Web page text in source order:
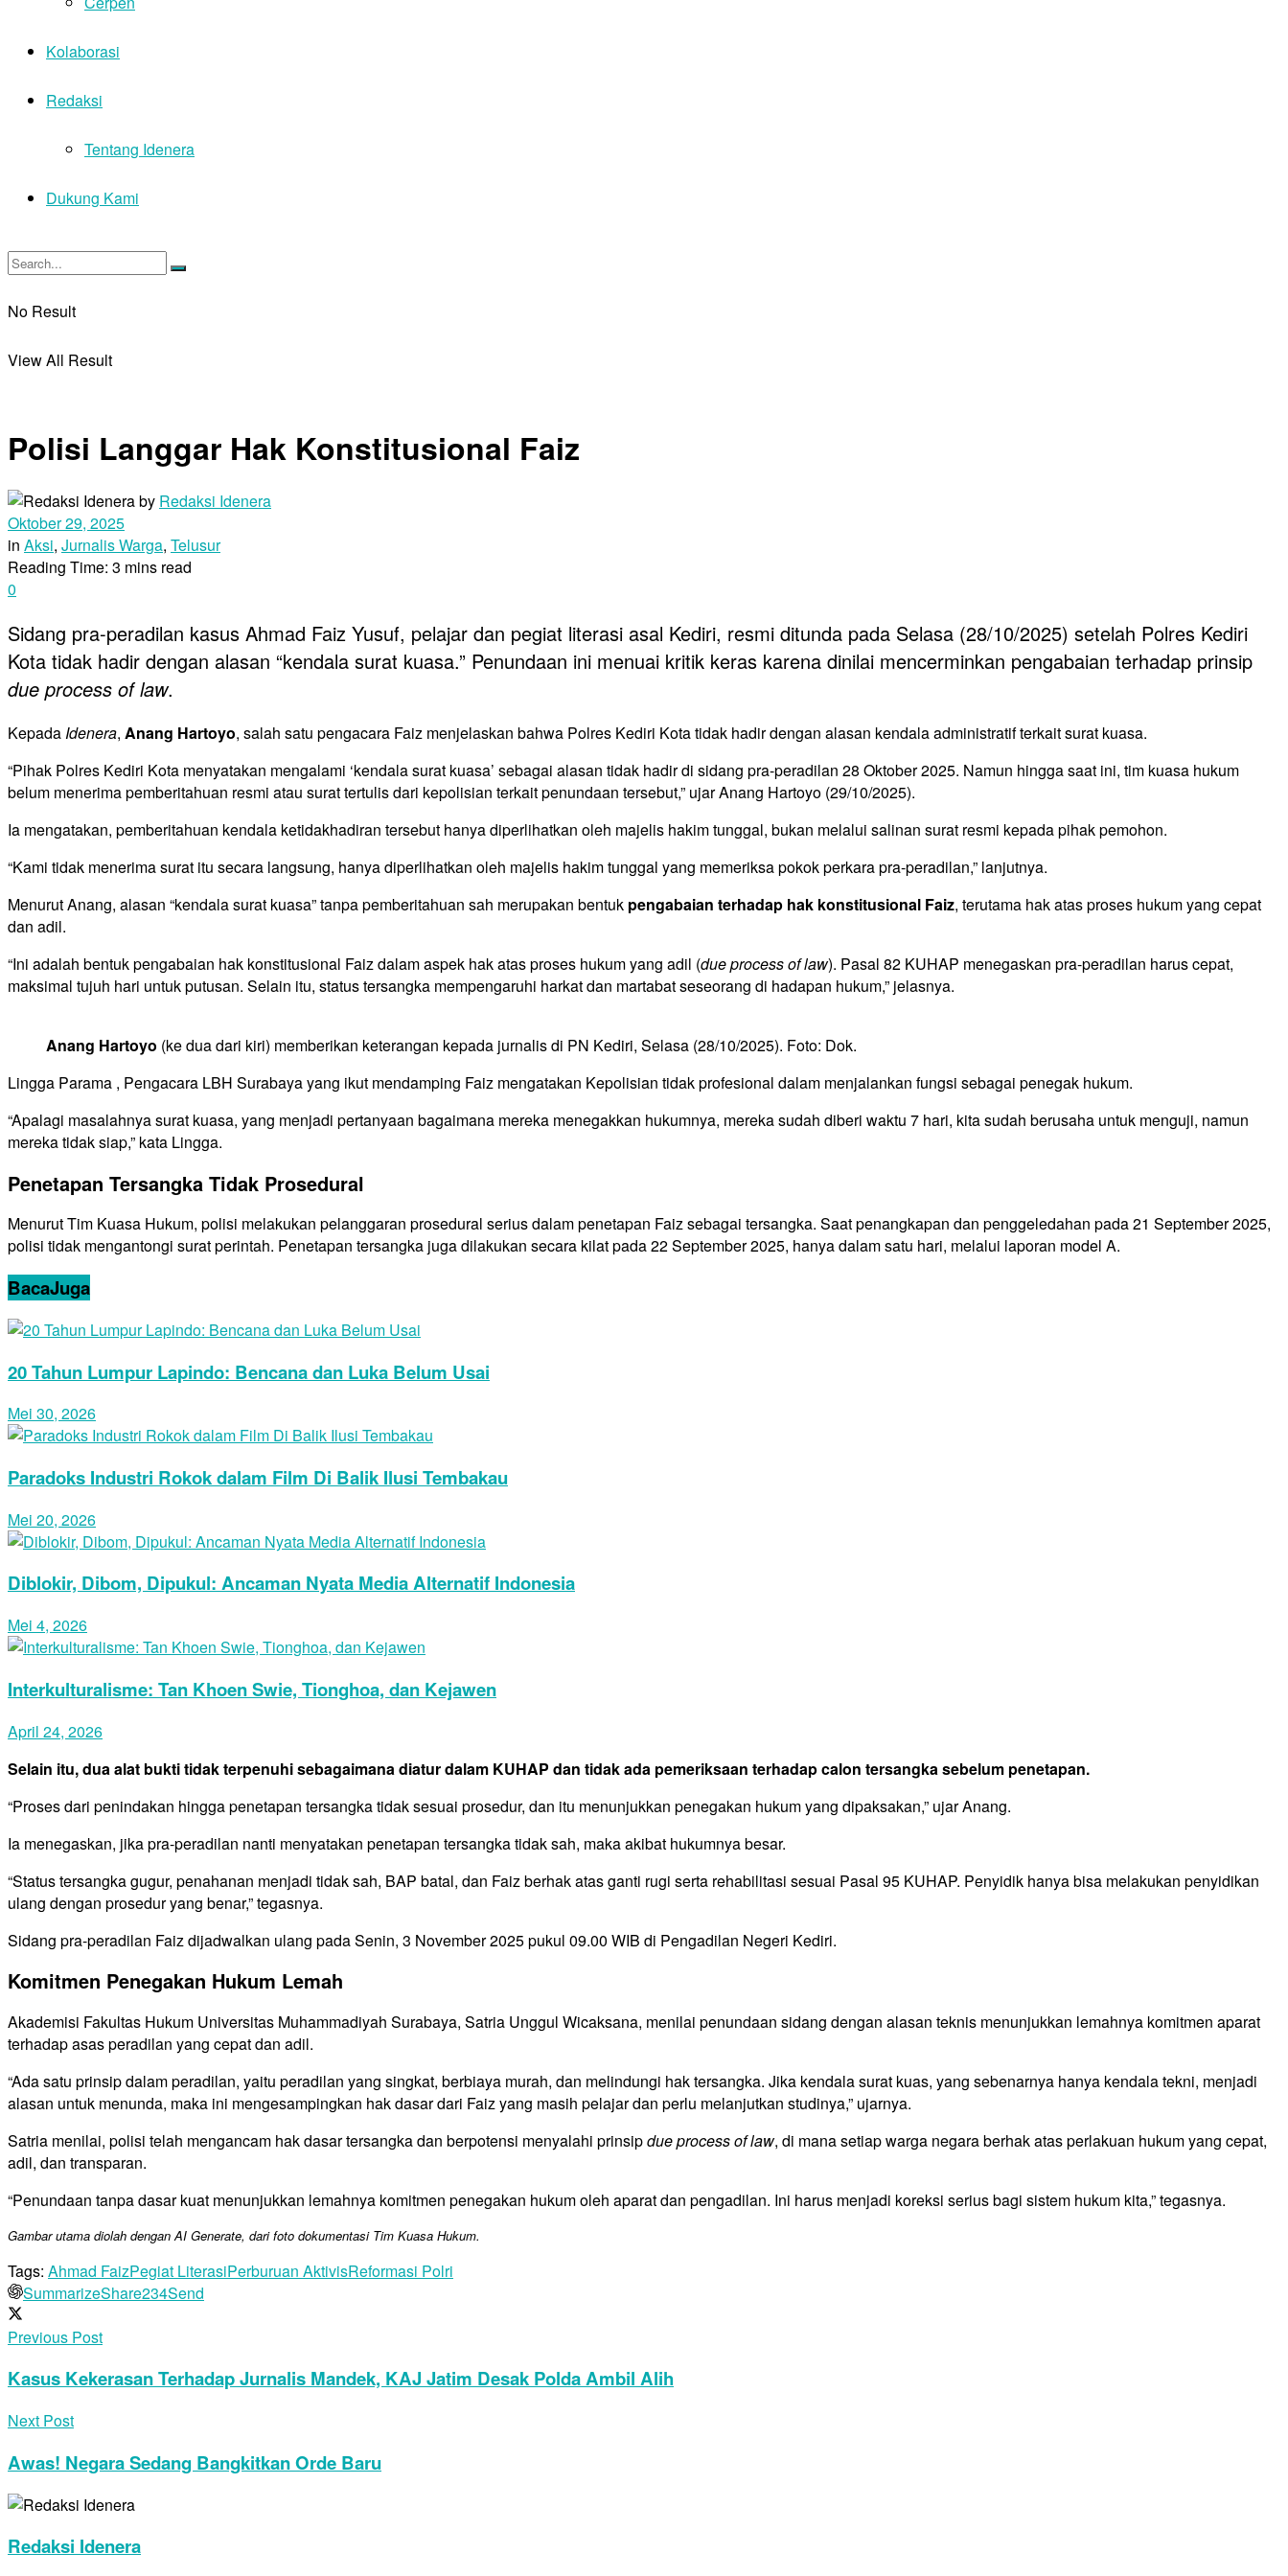
Kolaborasi
Redaksi
Tentang Idenera
Dukung Kami
No Result
View All Result
Polisi Langgar Hak Konstitusional Faiz
by Redaksi Idenera
Oktober 29, 2025
in Aksi, Jurnalis Warga, Telusur
Reading Time: 3 mins read
0
Sidang pra-peradilan kasus Ahmad Faiz Yusuf, pelajar dan pegiat literasi asal Kediri, resmi ditunda pada Selasa (28/10/2025) setelah Polres Kediri
Kota tidak hadir dengan alasan “kendala surat kuasa.” Penundaan ini menuai kritik keras karena dinilai mencerminkan pengabaian terhadap prinsip
due process of law.
KepadaIdenera, Anang Hartoyo, salah satu pengacara Faiz menjelaskan bahwa Polres Kediri Kota tidak hadir dengan alasan kendala administratif terkait surat kuasa.
“Pihak Polres Kediri Kota menyatakan mengalami ‘kendala surat kuasa’ sebagai alasan tidak hadir di sidang pra-peradilan 28 Oktober 2025. Namun hingga saat ini, tim kuasa hukum
belum menerima pemberitahuan resmi atau surat tertulis dari kepolisian terkait penundaan tersebut,” ujar Anang Hartoyo (29/10/2025).
Ia mengatakan, pemberitahuan kendala ketidakhadiran tersebut hanya diperlihatkan oleh majelis hakim tunggal, bukan melalui salinan surat resmi kepada pihak pemohon.
“Kami tidak menerima surat itu secara langsung, hanya diperlihatkan oleh majelis hakim tunggal yang memeriksa pokok perkara pra-peradilan,” lanjutnya.
Menurut Anang, alasan “kendala surat kuasa” tanpa pemberitahuan sah merupakan bentuk pengabaian terhadap hak konstitusional Faiz, terutama hak atas proses hukum yang cepat
dan adil.
“Ini adalah bentuk pengabaian hak konstitusional Faiz dalam aspek hak atas proses hukum yang adil (due process of law). Pasal 82 KUHAP menegaskan pra-peradilan harus cepat,
maksimal tujuh hari untuk putusan. Selain itu, status tersangka mempengaruhi harkat dan martabat seseorang di hadapan hukum,” jelasnya.
Anang Hartoyo (ke dua dari kiri) memberikan keterangan kepada jurnalis di PN Kediri, Selasa (28/10/2025). Foto: Dok.
Lingga Parama , Pengacara LBH Surabaya yang ikut mendamping Faiz mengatakan Kepolisian tidak profesional dalam menjalankan fungsi sebagai penegak hukum.
“Apalagi masalahnya surat kuasa, yang menjadi pertanyaan bagaimana mereka menegakkan hukumnya, mereka sudah diberi waktu 7 hari, kita sudah berusaha untuk menguji, namun
mereka tidak siap,” kata Lingga.
Penetapan Tersangka Tidak Prosedural
Menurut Tim Kuasa Hukum, polisi melakukan pelanggaran prosedural serius dalam penetapan Faiz sebagai tersangka. Saat penangkapan dan penggeledahan pada 21 September 2025,
polisi tidak mengantongi surat perintah. Penetapan tersangka juga dilakukan secara kilat pada 22 September 2025, hanya dalam satu hari, melalui laporan model A.
BacaJuga
20 Tahun Lumpur Lapindo: Bencana dan Luka Belum Usai
Mei 30, 2026
Paradoks Industri Rokok dalam Film Di Balik Ilusi Tembakau
Mei 20, 2026
Diblokir, Dibom, Dipukul: Ancaman Nyata Media Alternatif Indonesia
Mei 4, 2026
Interkulturalisme: Tan Khoen Swie, Tionghoa, dan Kejawen
April 24, 2026
Selain itu, dua alat buktitidak terpenuhisebagaimana diatur dalam KUHAP dan tidak ada pemeriksaan terhadap calon tersangka sebelum penetapan.
“Proses dari penindakan hingga penetapan tersangka tidak sesuai prosedur, dan itu menunjukkan penegakan hukum yang dipaksakan,” ujar Anang.
Ia menegaskan, jika pra-peradilan nanti menyatakan penetapan tersangka tidak sah, maka akibat hukumnya besar.
“Status tersangka gugur, penahanan menjadi tidak sah, BAP batal, dan Faiz berhak atas ganti rugi serta rehabilitasi sesuai Pasal 95 KUHAP. Penyidik hanya bisa melakukan penyidikan
ulang dengan prosedur yang benar,” tegasnya.
Sidang pra-peradilan Faiz dijadwalkan ulang pada Senin, 3 November 2025 pukul 09.00 WIB di Pengadilan Negeri Kediri.
Komitmen Penegakan Hukum Lemah
Akademisi Fakultas Hukum Universitas Muhammadiyah Surabaya, Satria Unggul Wicaksana, menilai penundaan sidang dengan alasan teknis menunjukkan lemahnya komitmen aparat
terhadap asas peradilan yang cepat dan adil.
“Ada satu prinsip dalam peradilan, yaitu peradilan yang singkat, berbiaya murah, dan melindungi hak tersangka. Jika kendala surat kuas, yang sebenarnya hanya kendala tekni, menjadi
alasan untuk menunda, maka ini mengesampingkan hak dasar dari Faiz yang masih pelajar dan perlu melanjutkan studinya,” ujarnya.
Satria menilai, polisi telah mengancam hak dasar tersangka dan berpotensi menyalahi prinsipdue process of law, di mana setiap warga negara berhak atas perlakuan hukum yang cepat,
adil, dan transparan.
“Penundaan tanpa dasar kuat menunjukkan lemahnya komitmen penegakan hukum oleh aparat dan pengadilan. Ini harus menjadi koreksi serius bagi sistem hukum kita,” tegasnya.
Gambar utama diolah dengan AI Generate, dari foto dokumentasi Tim Kuasa Hukum.
Tags: Ahmad FaizPegiat LiterasiPerburuan AktivisReformasi Polri
SummarizeShare234Send
Previous Post
Kasus Kekerasan Terhadap Jurnalis Mandek, KAJ Jatim Desak Polda Ambil Alih
Next Post
Awas! Negara Sedang Bangkitkan Orde Baru
Redaksi Idenera